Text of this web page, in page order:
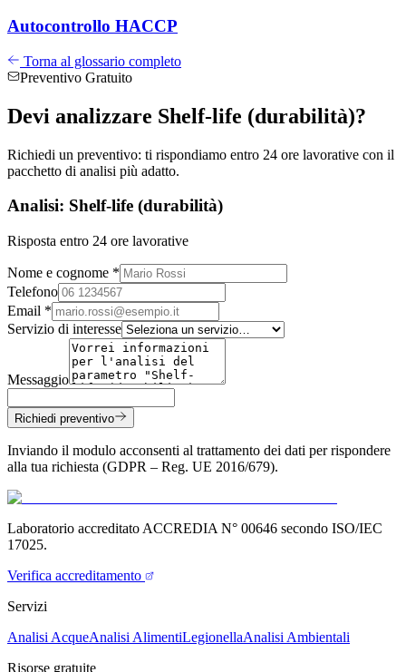
Autocontrollo HACCP
Torna al glossario completo
Preventivo Gratuito
Devi analizzare Shelf-life (durabilità)?
Richiedi un preventivo: ti rispondiamo entro 24 ore lavorative con il
pacchetto di analisi più adatto.
Analisi: Shelf-life (durabilità)
Risposta entro 24 ore lavorative
Nome e cognome *
Telefono
Email *
Servizio di interesse
Messaggio
Richiedi preventivo
Inviando il modulo acconsenti al trattamento dei dati per rispondere
alla tua richiesta (GDPR – Reg. UE 2016/679).
Laboratorio accreditato ACCREDIA N° 00646 secondo ISO/IEC
17025.
Verifica accreditamento
Servizi
Analisi AcqueAnalisi AlimentiLegionellaAnalisi Ambientali
Risorse gratuite